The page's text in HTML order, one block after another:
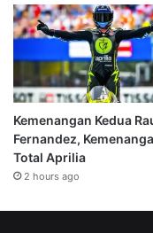
Kemenangan Kedua
Fernandez,
Total Aprilia
2 hours ago